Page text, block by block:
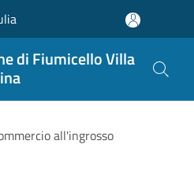
di Fiumicello Villa
all'ingrosso